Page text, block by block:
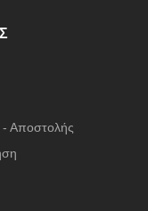
Αποστολής